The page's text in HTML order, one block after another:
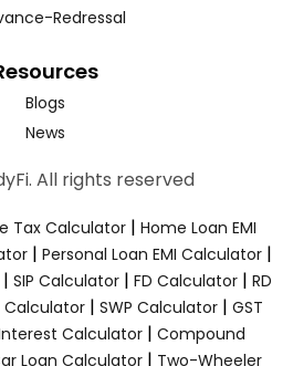
Redressal
Blogs
News
All rights reserved
Tax Calculator | Home Loan EMI
| Personal Loan EMI Calculator |
| SIP Calculator | FD Calculator | RD
Calculator | SWP Calculator | GST
Calculator| Compound
Loan Calculator| Two-Wheeler